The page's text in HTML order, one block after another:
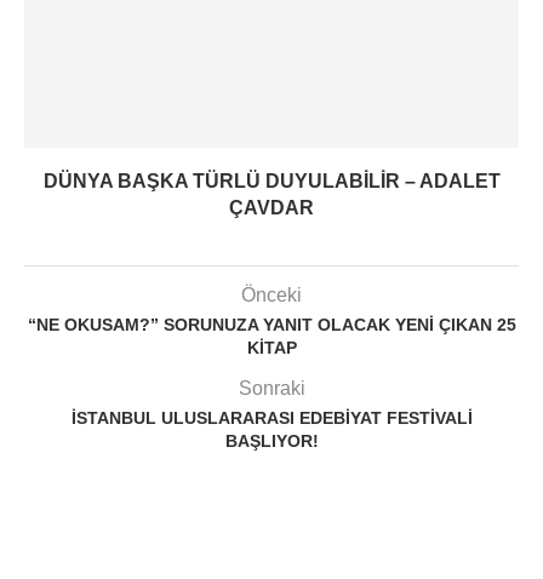
DÜNYA BAŞKA TÜRLÜ DUYULABILIR – ADALET
ÇAVDAR
Önceki
“NE OKUSAM?” SORUNUZA YANIT OLACAK YENI ÇIKAN 25
KITAP
Sonraki
İSTANBUL ULUSLARARASI EDEBIYAT FESTIVALI
BAŞLIYOR!